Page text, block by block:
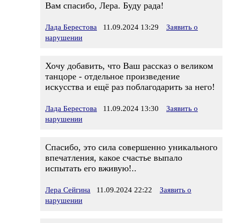
Вам спасибо, Лера. Буду рада!
Лада Берестова 11.09.2024 13:29
Заявить о
нарушении
Хочу добавить, что Ваш рассказ о великом
танцоре - отдельное произведение
искусства и ещё раз поблагодарить за него!
Лада Берестова 11.09.2024 13:30
Заявить о
нарушении
Спасибо, это сила совершенно уникального
впечатления, какое счастье выпало
испытать его вживую!..
Лера Сейгина 11.09.2024 22:22
Заявить о
нарушении